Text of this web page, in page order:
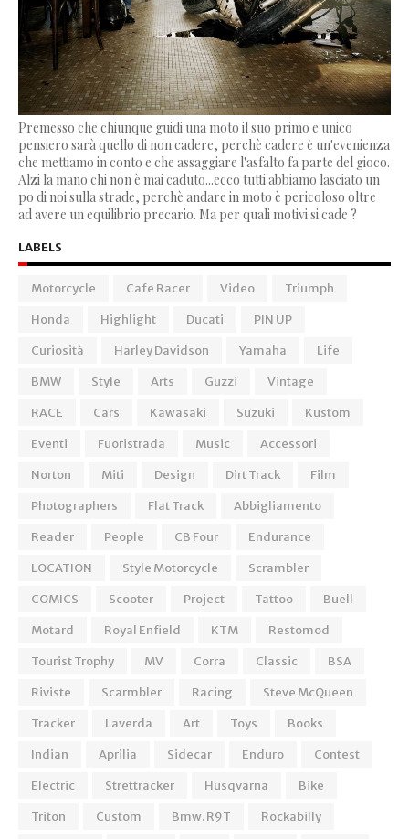
Premesso che chiunque guidi una moto il suo primo e unico
pensiero sarà quello di non cadere, perchè cadere è un'evenienza
che mettiamo in conto e che assaggiare l'asfalto fa parte del gioco.
Alzi la mano chi non è mai caduto...ecco tutti abbiamo lasciato un
po di noi sulla strade, perchè andare in moto è pericoloso oltre
ad avere un equilibrio precario. Ma per quali motivi si cade ?
LABELS
Motorcycle Cafe Racer Video
Triumph
Honda
Highlight Ducati
PIN UP
Curiosità
Harley Davidson Yamaha
Life
BMW
Style Arts Guzzi
Vintage
RACE
Cars Kawasaki Suzuki
Kustom
Eventi
Fuoristrada Music
Accessori
Norton
Miti Design Dirt Track
Film
Photographers
Flat Track
Abbigliamento
Reader
People CB Four
Endurance
LOCATION
Style Motorcycle
Scrambler
COMICS
Scooter Project Tattoo
Buell
Motard
Royal Enfield KTM
Restomod
Tourist Trophy
MV Corra Classic
BSA
Riviste
Scarmbler Racing
Steve McQueen
Tracker
Laverda Art Toys
Books
Indian
Aprilia Sidecar Enduro
Contest
Electric
Strettracker Husqvarna
Bike
Triton
Custom Bmw. R9T
Rockabilly